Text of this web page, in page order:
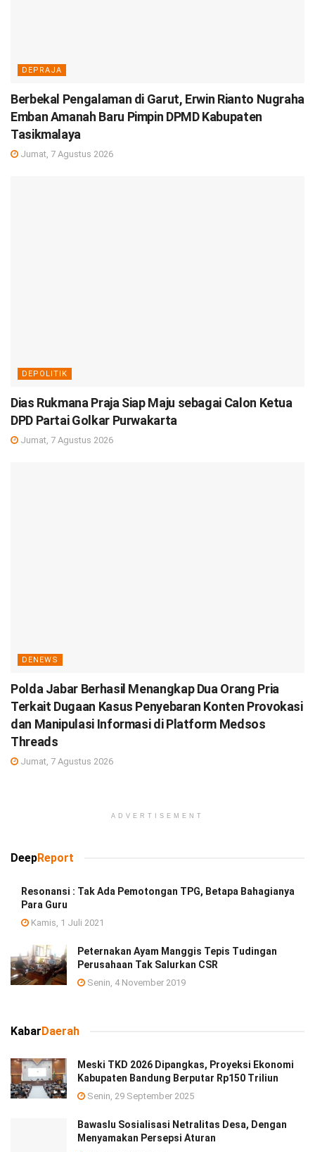
DEPRAJA
Berbekal Pengalaman di Garut, Erwin Rianto Nugraha
Emban Amanah Baru Pimpin DPMD Kabupaten
Tasikmalaya
Jumat, 7 Agustus 2026
DEPOLITIK
Dias Rukmana Praja Siap Maju sebagai Calon Ketua
DPD Partai Golkar Purwakarta
Jumat, 7 Agustus 2026
DENEWS
Polda Jabar Berhasil Menangkap Dua Orang Pria
Terkait Dugaan Kasus Penyebaran Konten Provokasi
dan Manipulasi Informasi di Platform Medsos
Threads
Jumat, 7 Agustus 2026
ADVERTISEMENT
DeepReport
Resonansi : Tak Ada Pemotongan TPG, Betapa Bahagianya
Para Guru
Kamis, 1 Juli 2021
Peternakan Ayam Manggis Tepis Tudingan
Perusahaan Tak Salurkan CSR
Senin, 4 November 2019
KabarDaerah
Meski TKD 2026 Dipangkas, Proyeksi Ekonomi
Kabupaten Bandung Berputar Rp150 Triliun
Senin, 29 September 2025
Bawaslu Sosialisasi Netralitas Desa, Dengan
Menyamakan Persepsi Aturan